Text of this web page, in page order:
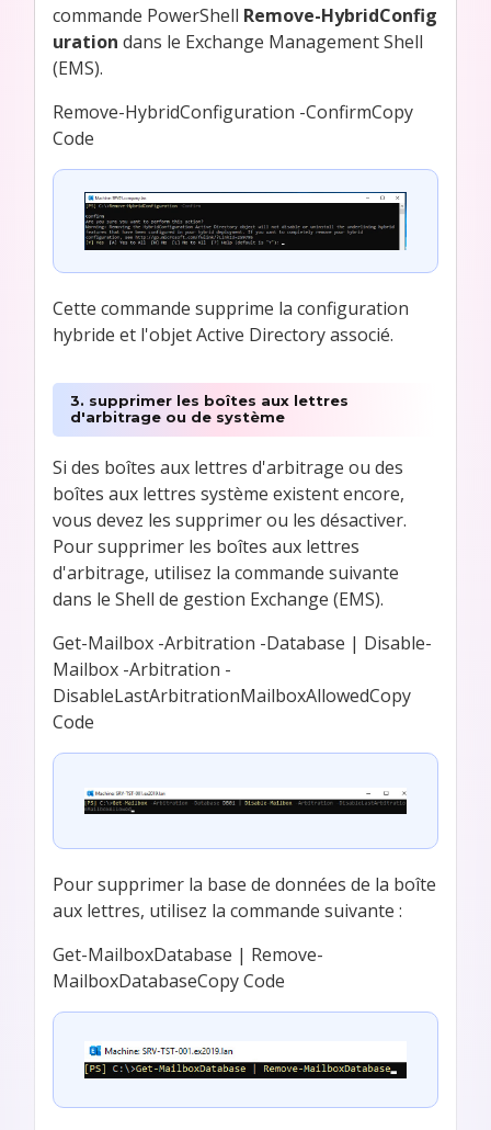
commande PowerShell Remove-HybridConfig
uration dans le Exchange Management Shell
(EMS).
Remove-HybridConfiguration -ConfirmCopy
Code
Cette commande supprime la configuration
hybride et l'objet Active Directory associé.
3. supprimer les boîtes aux lettres
d'arbitrage ou de système
Si des boîtes aux lettres d'arbitrage ou des
boîtes aux lettres système existent encore,
vous devez les supprimer ou les désactiver.
Pour supprimer les boîtes aux lettres
d'arbitrage, utilisez la commande suivante
dans le Shell de gestion Exchange (EMS).
Get-Mailbox -Arbitration -Database | Disable-
Mailbox -Arbitration -
DisableLastArbitrationMailboxAllowedCopy
Code
Pour supprimer la base de données de la boîte
aux lettres, utilisez la commande suivante :
Get-MailboxDatabase | Remove-
MailboxDatabaseCopy Code